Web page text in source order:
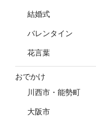
結婚式
バレンタイン
花言葉
おでかけ
川西市・能勢町
大阪市